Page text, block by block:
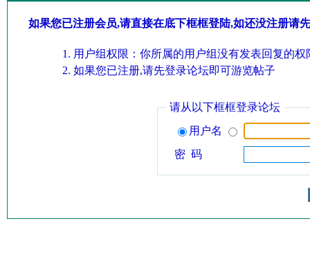
如果您已注册会员,请直接在底下框框登陆,如还没注册请
用户组权限：你所属的用户组没有发表回复的权
如果您已注册,请先登录论坛即可游览帖子
请从以下框框登录论坛
用户名
密 码